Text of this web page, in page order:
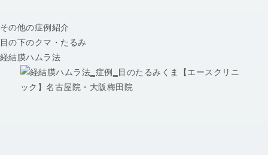
その他の症例紹介
目の下のクマ・たるみ
経結膜ハムラ法